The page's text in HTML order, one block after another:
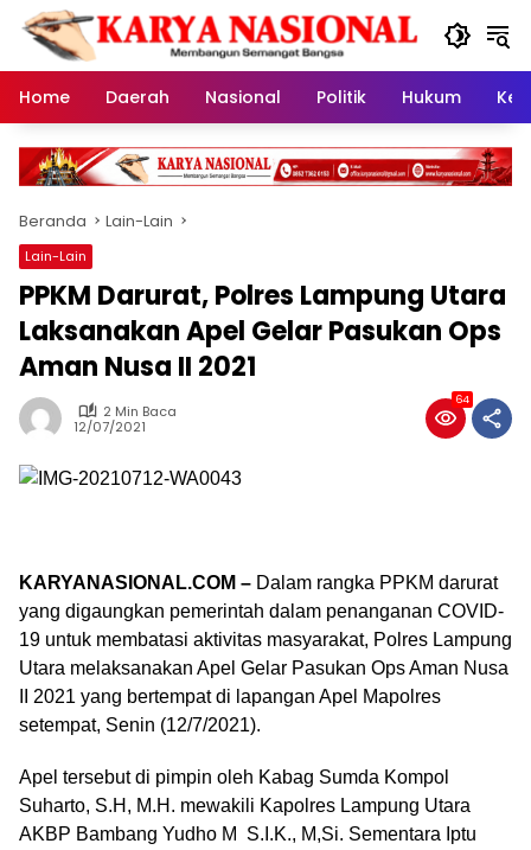
Langsung
konten
Home
Daerah Nasional Politik Hukum
Beranda Lain-Lain
Lain-Lain
PPKM Darurat, Polres Lampung Utara
Laksanakan Apel Gelar Pasukan Ops
Aman Nusa II 2021
2 Min Baca
12/07/2021
64
KARYANASIONAL.COM – Dalam rangka PPKM darurat
yang digaungkan pemerintah dalam penanganan COVID-
19 untuk membatasi aktivitas masyarakat, Polres Lampung
Utara melaksanakan Apel Gelar Pasukan Ops Aman Nusa
II 2021 yang bertempat di lapangan Apel Mapolres
setempat, Senin (12/7/2021).
Apel tersebut di pimpin oleh Kabag Sumda Kompol
Suharto, S.H, M.H. mewakili Kapolres Lampung Utara
AKBP Bambang Yudho M S.I.K., M,Si. Sementara Iptu